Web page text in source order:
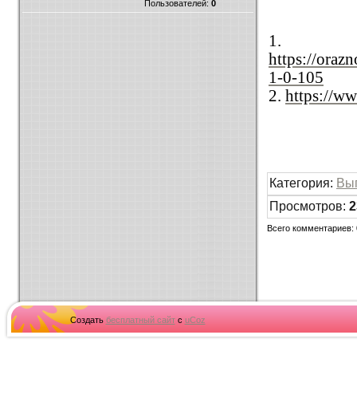
Пользователей: 0
1.
https://
1-0-105
2. https://
Категория:
Просмотров:
Всего комментариев:
Создать бесплатный сайтс uCoz